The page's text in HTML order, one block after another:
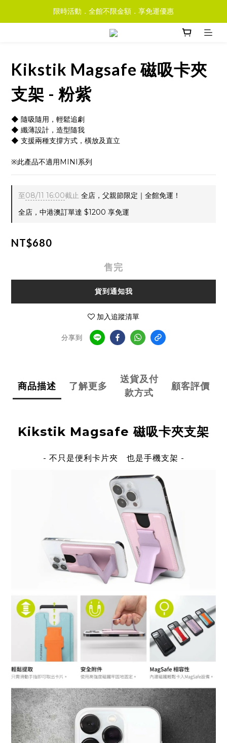
限時活動．全館不限金額．享免運優惠
Kikstik Magsafe 磁吸卡夾
支架 - 粉紫
◆ 隨吸隨用，輕鬆追劇
◆ 纖薄設計，造型隨我
◆ 支援兩種支撐方式，橫放及直立
※此產品不適用MINI系列
至08/11 16:00截止 全店，父親節限定｜全館免運！
全店，中港澳訂單達 $1200 享免運
NT$680
售完
貨到通知我
加入追蹤清單
分享到
商品描述 了解更多
送貨及付
款方式
顧客評價
Kikstik Magsafe 磁吸卡夾支架
- 不只是便利卡片夾 也是手機支架 -